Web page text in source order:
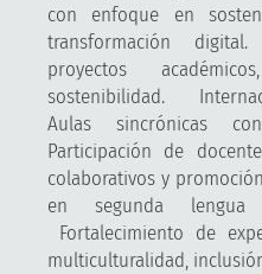
con enfoque en
transformación
proyectos
sostenibilidad.
Aulas sincrónicas
Participación de
colaborativos y
en segunda
Fortalecimiento de
multiculturalidad,